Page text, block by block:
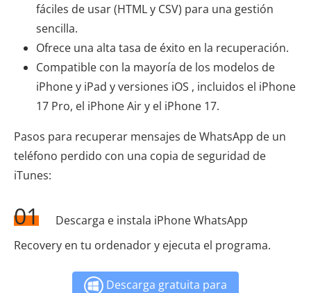
fáciles de usar (HTML y CSV) para una gestión
sencilla.
Ofrece una alta tasa de éxito en la recuperación.
Compatible con la mayoría de los modelos de
iPhone y iPad y versiones iOS , incluidos el iPhone
17 Pro, el iPhone Air y el iPhone 17.
Pasos para recuperar mensajes de WhatsApp de un
teléfono perdido con una copia de seguridad de
iTunes:
01
Descarga e instala iPhone WhatsApp
Recovery en tu ordenador y ejecuta el programa.
Descarga gratuita para